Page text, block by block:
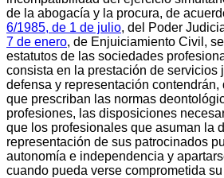
de la abogacía y la procura, de
6/1985, de 1 de julio, del Poder
7 de enero, de Enjuiciamiento Civil,
estatutos de las sociedades
consista en la prestación de servicios
defensa y representación
que prescriban las normas
profesiones, las disposiciones
que los profesionales que asuman la
representación de sus patrocinados
autonomía e independencia y
cuando pueda verse comprometida